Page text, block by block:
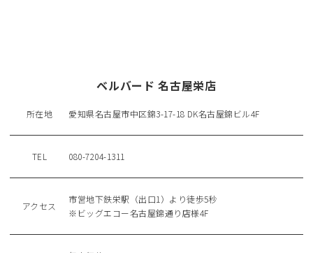
ベルバード 名古屋栄店
所在地 愛知県名古屋市中区錦3-17-18 DK名古屋錦ビル4F
TEL 080-7204-1311
アクセス
市営地下鉄栄駅（出口1）より徒歩5秒
※ビッグエコー名古屋錦通り店様4F